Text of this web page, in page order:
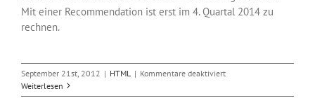
Mit einer Recommendation ist erst im 4. Quartal 2014 zu
rechnen.
September 21st, 2012 | HTML | Kommentare deaktiviertfür
Zeitplan
Weiterlesen